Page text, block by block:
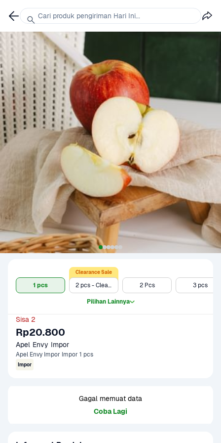
1 pcs 2 pcs - Clearance Sale
Clearance Sale
2 Pcs 3 pcs
Pilihan Lainnya
Sisa 2
Rp20.800
Apel Envy Impor
Apel Envy Impor Impor 1 pcs
Impor
Gagal memuat data
Coba Lagi
Cari produk pengiriman Hari Ini...